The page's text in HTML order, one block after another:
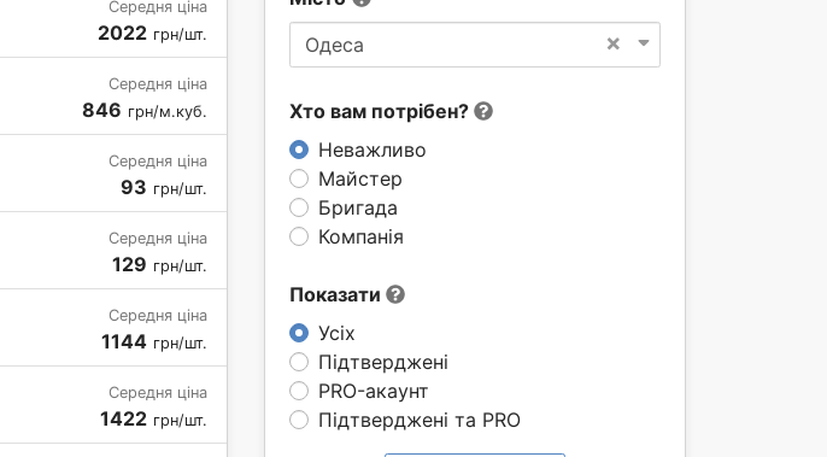
×
Одеса
Хто вам потрібен?
Неважливо
Майстер
Бригада
Компанія
Показати
Усіх
Підтверджені
PRO-акаунт
Підтверджені та PRO
Середня ціна
2022 грн/шт.
Середня ціна
846 грн/м.куб.
Середня ціна
93 грн/шт.
Середня ціна
129 грн/шт.
Середня ціна
1144 грн/шт.
Середня ціна
1422 грн/шт.